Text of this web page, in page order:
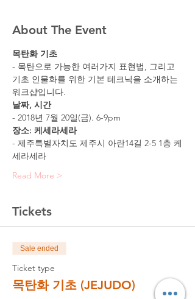
About The Event
목탄화 기초
- 목탄으로 가능한 여러가지 표현법, 그리고
기초 인물화를 위한 기본 테크닉을 소개하는
워크샵입니다.
날짜, 시간
- 2018년 7월 20일(금). 6-9pm
장소: 케세라세라
- 제주특별자치도 제주시 아란14길 2-5 1층 케
세라세라
Read More >
Tickets
Sale ended
Ticket type
목탄화 기초 (JEJUDO)